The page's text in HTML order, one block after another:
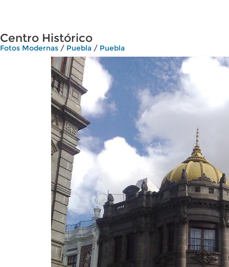
Centro Histórico
Fotos Modernas / Puebla / Puebla